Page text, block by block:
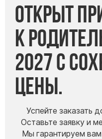
Открыт
к
2027 с
цены.
Успейте заказать
Оставьте заявку и
Мы гарантируем